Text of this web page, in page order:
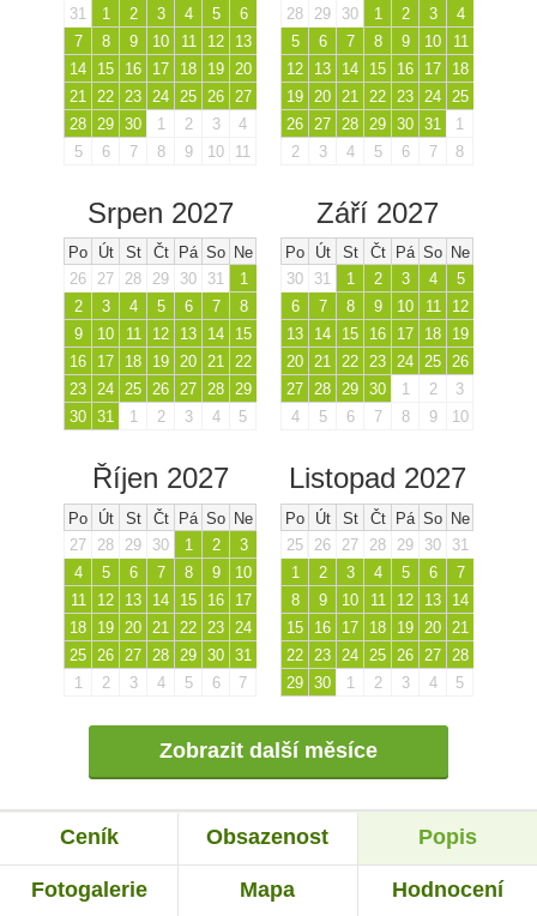
31
1 2 3 4 5
6
7
8 9 10 11 12
13
14
15 16 17 18 19
20
21
22 23 24 25 26
27
28
29 30 1 2 3
4
5
6 7 8 9 10 11
28
29 30 1 2 3
4
5
6 7 8 9 10
11
12
13 14 15 16 17
18
19
20 21 22 23 24
25
26
27 28 29 30 31
1
2
3 4 5 6 7 8
Srpen 2027
Po Út St Čt Pá So Ne
26
27 28 29 30 31
1
2
3 4 5 6 7
8
9
10 11 12 13 14
15
16
17 18 19 20 21 22
23 24 25 26 27 28 29
30 31 1 2 3 4 5
Září 2027
Po Út St Čt Pá So Ne
30
31 1 2 3 4
5
6
7 8 9 10 11
12
13
14 15 16 17 18
19
20 21 22 23 24 25 26
27 28 29 30 1 2
3
4
5 6 7 8 9 10
Říjen 2027
Po Út St Čt Pá So Ne
27
28 29 30 1 2
3
4
5 6 7 8 9
10
11
12 13 14 15 16
17
18
19 20 21 22 23
24
25
26 27 28 29 30 31
1
2 3 4 5 6 7
Listopad 2027
Po Út St Čt Pá So Ne
25
26 27 28 29 30
31
1
2 3 4 5 6
7
8
9 10 11 12 13
14
15
16 17 18 19 20
21
22
23 24 25 26 27
28
29 30 1 2 3 4 5
Zobrazit další měsíce
Ceník Obsazenost Popis
Fotogalerie Mapa Hodnocení